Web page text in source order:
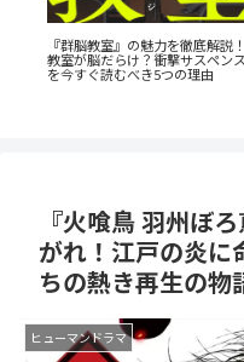
『群脳教室』の魅力を徹底解説！
教室が脳だらけ？衝撃サスペンス
を今すぐ読むべき5つの理由
『火喰鳥 羽州ぼ
がれ！江戸の炎に
ちの熱き再生の物
ヒューマンドラマ